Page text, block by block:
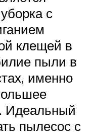
с
клещей в
пыли в
именно
Идеальный
пылесос с